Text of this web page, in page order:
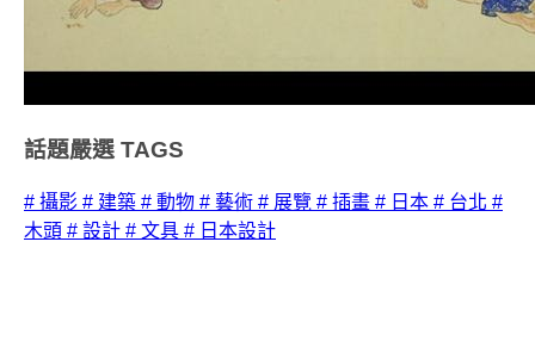
話題嚴選 TAGS
# 攝影 # 建築 # 動物 # 藝術 # 展覽 # 插畫 # 日本 # 台北 #
木頭 # 設計 # 文具 # 日本設計